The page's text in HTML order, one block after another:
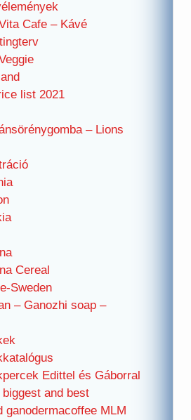
Cafe – Kávé
list 2021
– Lions
Cereal
Sweden
– Ganozhi soap –
Edittel és Gáborral
and best
ganodermacoffee MLM